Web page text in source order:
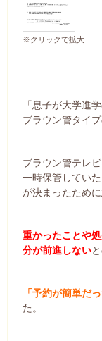
※クリックで拡大
「息子が大学進
ブラウン管タイ
ブラウン管テレ
一時保管してい
が決まったため
重かったことや
分が前進しない
「予約が簡単だっ
た。